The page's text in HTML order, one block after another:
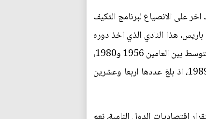
على الانصياع لبرنامج التكيف
هذا النادي الذي اخذ دوره
يزداد اهمية عاماً بعد اخر، ففيما عدد الاتفاقيات التي ابرمها النادي مع الدول المدينة اربع اتفاقات لاغير في المتوسط بين العامين 1956 و1980،
ارتفع هذا العدد ابتداء من العام 1982 الى عشر اتفاقيات في العالم وبلغ عدد الاتفاقيات الذروة في العم 1989، اذ بلغ عددها اربعا وعشرين